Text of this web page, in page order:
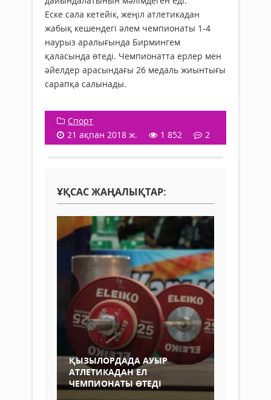
Еске сала кетейік, жеңіл атлетикадан
жабық кешендегі әлем чемпионаты 1-4
наурыз аралығында Бирмингем
қаласында өтеді. Чемпионатта ерлер мен
әйелдер арасындағы 26 медаль жиынтығы
сарапқа салынады.
Спорт
21 ақпан 2018 ж.
1 852 2
ҰҚСАС ЖАҢАЛЫҚТАР:
ҚЫЗЫЛОРДАДА АУЫР
АТЛЕТИКАДАН ЕЛ
ЧЕМПИОНАТЫ ӨТЕДІ